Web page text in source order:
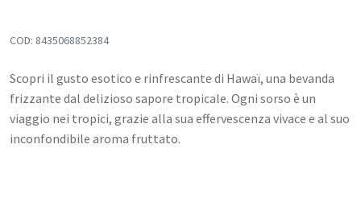
COD: 8435068852384
Scopri il gusto esotico e rinfrescante di Hawaï, una bevanda
frizzante dal delizioso sapore tropicale. Ogni sorso è un
viaggio nei tropici, grazie alla sua effervescenza vivace e al suo
inconfondibile aroma fruttato.